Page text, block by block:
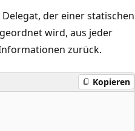
der einer statischen
wird, aus jeder
zurück.
Kopieren